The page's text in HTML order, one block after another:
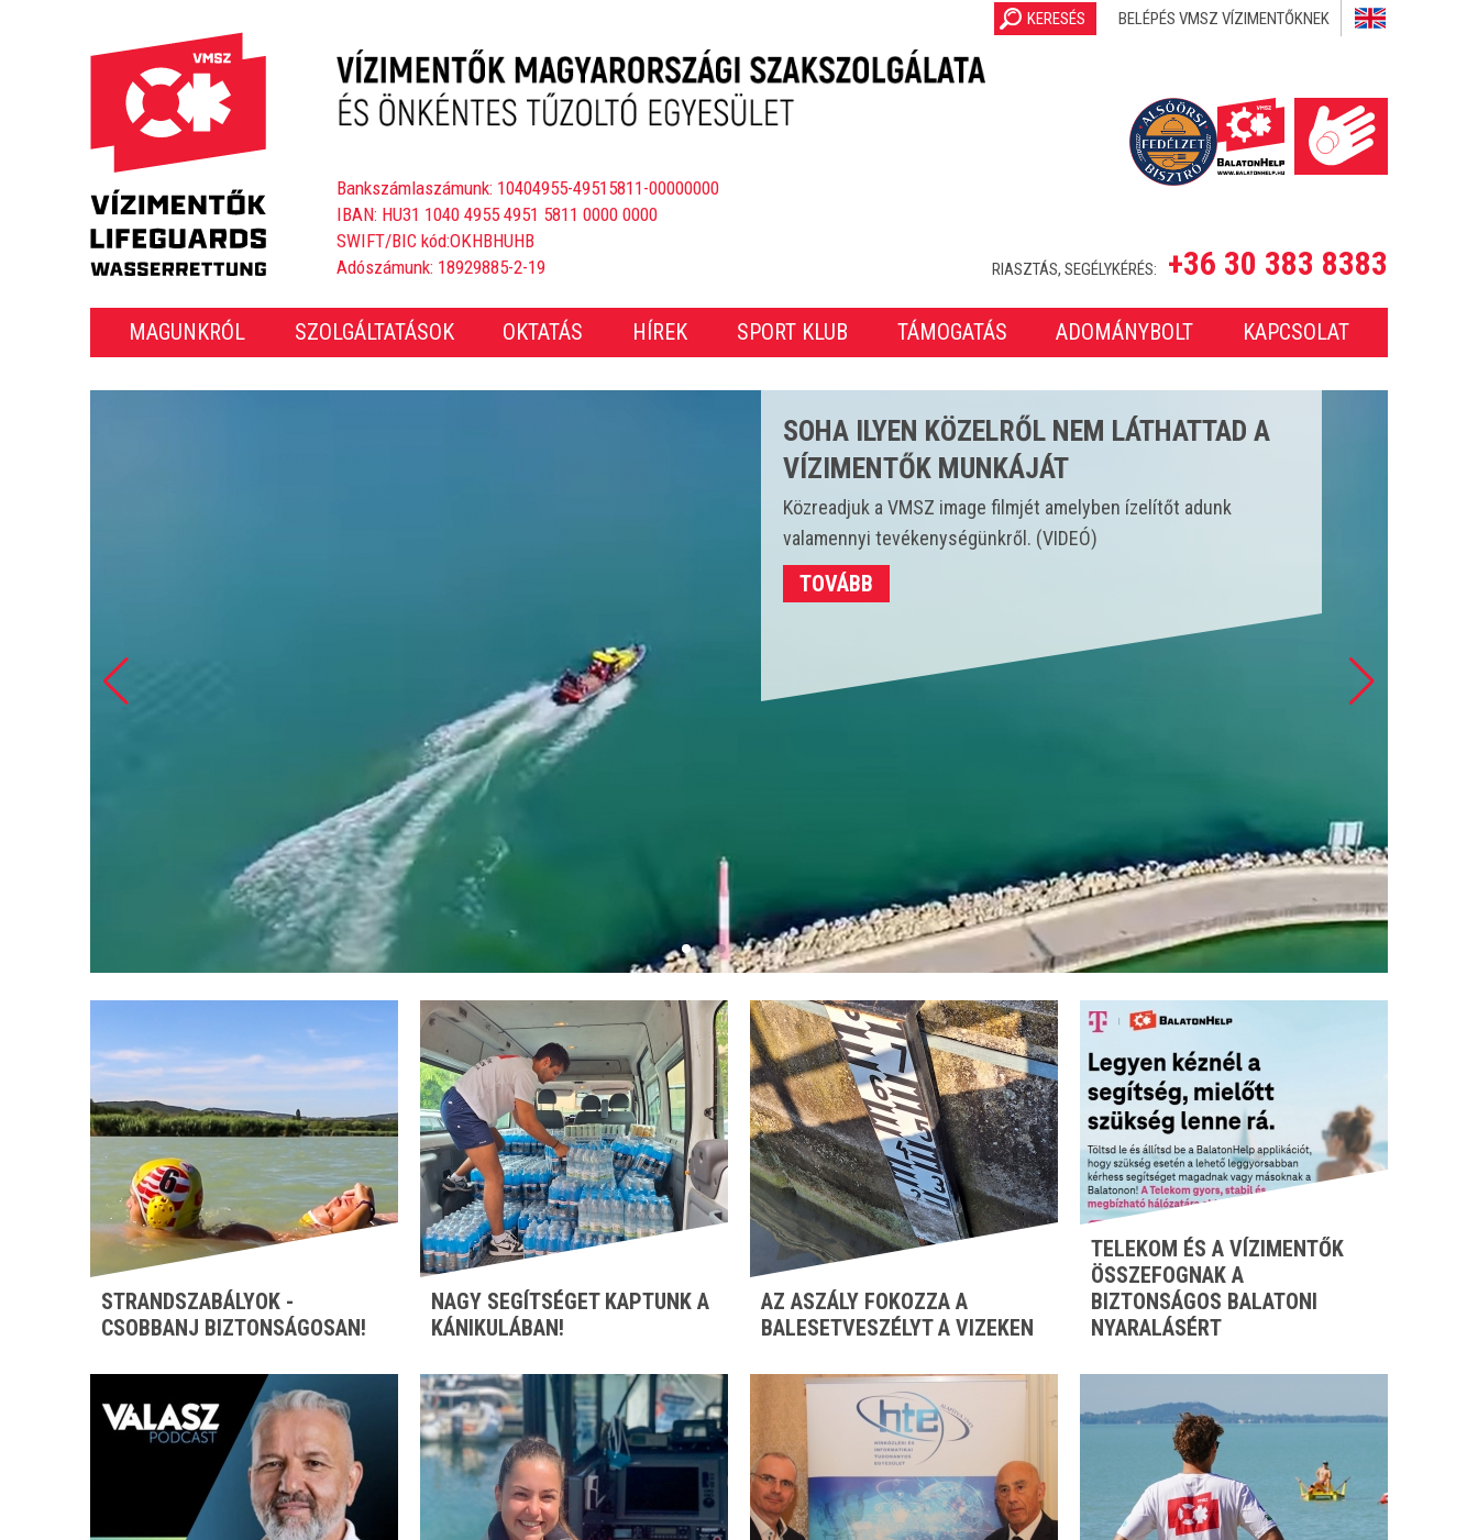
Bankszámlaszámunk: 10404955-49515811-00000000
IBAN: HU31 1040 4955 4951 5811 0000 0000
SWIFT/BIC kód:OKHBHUHB
Adószámunk: 18929885-2-19
KERESÉS BELÉPÉS VMSZ VÍZIMENTŐKNEK
RIASZTÁS, SEGÉLYKÉRÉS: +36 30 383 8383
MAGUNKRÓL SZOLGÁLTATÁSOK OKTATÁS HÍREK SPORT KLUB TÁMOGATÁS ADOMÁNYBOLT KAPCSOLAT
CSAKNEM 4000 ESETET LÁTTUNK EL A 2025-
ÖS STRANDSZEZONBAN
Idén 450 vízmentő kollégánk állt szolgálatba és csak a
strandokon összesen 3702 esetet látott el. (VIDEÓ)
TOVÁBB
STRANDSZABÁLYOK -
CSOBBANJ BIZTONSÁGOSAN!
NAGY SEGÍTSÉGET KAPTUNK A
KÁNIKULÁBAN!
AZ ASZÁLY FOKOZZA A
BALESETVESZÉLYT A VIZEKEN
TELEKOM ÉS A VÍZIMENTŐK
ÖSSZEFOGNAK A
BIZTONSÁGOS BALATONI
NYARALÁSÉRT